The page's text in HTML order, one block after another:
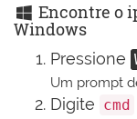
Encontre o
Windows
Pressione
Um prompt
Digite cmd